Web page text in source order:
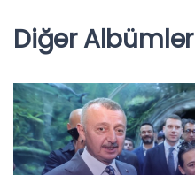
Diğer Albümler